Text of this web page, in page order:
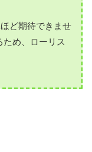
ど期待できませ
ため、ローリス